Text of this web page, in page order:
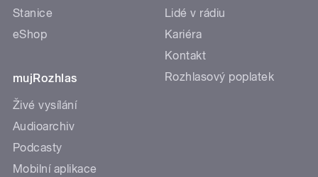
Stanice
eShop
mujRozhlas
Živé vysílání
Audioarchiv
Podcasty
Mobilní aplikace
Lidé v rádiu
Kariéra
Kontakt
Rozhlasový poplatek